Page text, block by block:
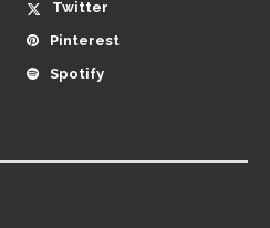
Twitter
Pinterest
Spotify